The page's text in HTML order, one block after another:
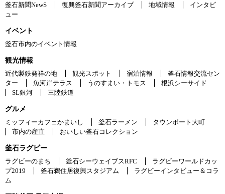
釜石新聞NewS
復興釜石新聞アーカイブ 地域情報
インタビ
ュー
イベント
釜石市内のイベント情報
観光情報
近代製鉄発祥の地
観光スポット 宿泊情報
釜石情報交流セン
ター
魚河岸テラス うのすまい・トモス
根浜シーサイド
SL銀河
三陸鉄道
グルメ
ミッフィーカフェかまいし
釜石ラーメン
タウンポート大町
市内の産直
おいしい釜石コレクション
釜石ラグビー
ラグビーのまち
釜石シーウェイブスRFC
ラグビーワールドカッ
プ2019
釜石鵜住居復興スタジアム
ラグビーインタビュー＆コラ
ム